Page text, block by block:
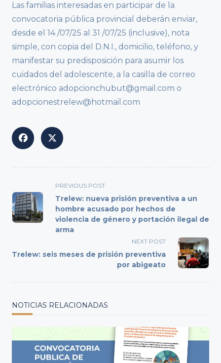
Las familias interesadas en participar de la
convocatoria pública provincial deberán enviar,
desde el 14 /07/25 al 31 /07/25 (inclusive), nota
simple, con copia del D.N.I., domicilio, teléfono, y
manifestar su predisposición para asumir los
cuidados del adolescente, a la casilla de correo
electrónico adopcionchubut@gmail.com o
adopcionestrelew@hotmail.com
class="nav-
subtitle
screen-
PREVIOUS POST
Trelew: nueva prisión preventiva a un
hombre acusado por hechos de
violencia de género y portación ilegal de
arma
NEXT POST
Trelew: seis meses de prisión preventiva
por abigeato
NOTICIAS RELACIONADAS